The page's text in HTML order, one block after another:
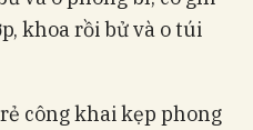
khoa rồi bử và o túi
công khai kẹp phong